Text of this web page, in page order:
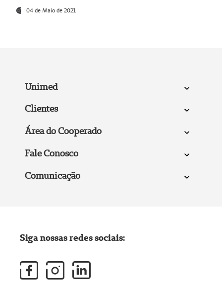
04 de Maio de 2021
Unimed
Clientes
Área do Cooperado
Fale Conosco
Comunicação
Siga nossas redes sociais: